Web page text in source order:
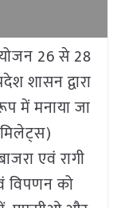
26 से 28
शासन द्वारा
में मनाया जा
एवं रागी
विपणन को